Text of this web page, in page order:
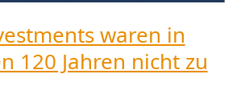
waren in
120 Jahren nicht zu